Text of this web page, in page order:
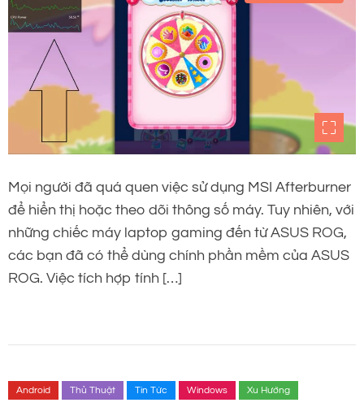
Mọi người đã quá quen việc sử dụng MSI Afterburner
để hiển thị hoặc theo dõi thông số máy. Tuy nhiên, với
những chiếc máy laptop gaming đến từ ASUS ROG,
các bạn đã có thể dùng chính phần mềm của ASUS
ROG. Việc tích hợp tính […]
Android Thủ Thuật Tin Tức Windows Xu Hướng